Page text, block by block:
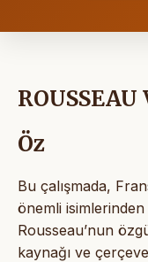
Öz
Bu çalışmada,
önemli
Rousseau’nun
kaynağı ve